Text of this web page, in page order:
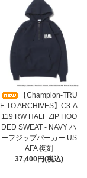
【Champion-TRU
E TO ARCHIVES】C3-A
119 RW HALF ZIP HOO
DED SWEAT - NAVY ハ
ーフジップパーカー US
AFA 復刻
37,400円(税込)